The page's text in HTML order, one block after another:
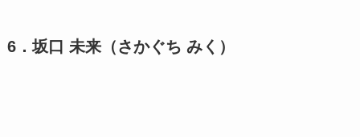
6．坂口 未来（さかぐち みく）